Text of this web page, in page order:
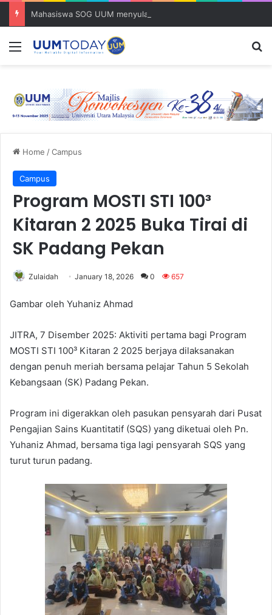
Menu
Home /Campus
Campus
Program MOSTI STI 100³
Kitaran 2 2025 Buka Tirai di
SK Padang Pekan
Zulaidah January 18, 2026 0 657
Gambar oleh Yuhaniz Ahmad
JITRA, 7 Disember 2025: Aktiviti pertama bagi Program
MOSTI STI 100³ Kitaran 2 2025 berjaya dilaksanakan
dengan penuh meriah bersama pelajar Tahun 5 Sekolah
Kebangsaan (SK) Padang Pekan.
Program ini digerakkan oleh pasukan pensyarah dari Pusat
Pengajian Sains Kuantitatif (SQS) yang diketuai oleh Pn.
Yuhaniz Ahmad, bersama tiga lagi pensyarah SQS yang
turut turun padang.